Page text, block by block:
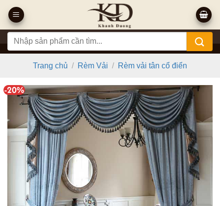
qua
nội
dung
Tìm
kiếm:
Trang chủ / Rèm Vải / Rèm vải tân cổ điển
-20%